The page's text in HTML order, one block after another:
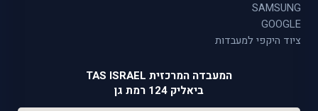
SAMSUNG
GOOGLE
ציוד היקפי למעבדות
המעבדה המרכזית TAS ISRAEL
ביאליק 124 רמת גן